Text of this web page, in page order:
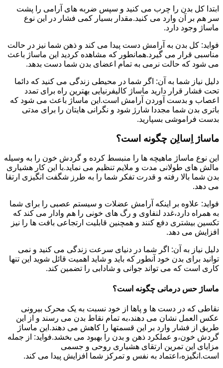
ابتدا کل بدن را چرب می کنید و سپس ضربه های آرامی را پشت
سر هم بر آن وارد می کنید.مقدار بسیار کمی فشار در این نوع
ماساژ وجود دارد.
فواید: کل بدن به آرامش دست پیدا می کند و ذهن شما نیز در حالت
مناسبی قرار می گیرد.همانطور که مشاهده کردید این ماساژ باعث
می شود که حالت نرمی به تمام اعضای بدن شما دست بدهد.
دلیل نیاز شما به آن: اگر شما در محیطی زندگی می کنید که دائما
تحت فشار قرار دارید ماساژ کالیفرنیایی بهترین راه برای تمدد
اعصاب و بدست آوردن آرامش است.این ماساژ باعث می شود که
باتری بدن شما مجددا شارژ شود و نگرانی هایتان را برای مدتی
بدست فراموشی بسپارید.
ماساژ اِسالِن چگونه است؟
این نوع ماساژ ماهیچه ها را منبسط کرده و گردش خون را به وسیله
مالش های طولانی مدت و ملایم تنظیم می نماید.با این کار هشیاری
بدن شما بالا رفته و قدرت تفکر شما را به طرز شگفت انگیزی ارتقا
می دهد.
فواید: علاوه بر اینکه آرامش عضلات و سیستم عصبی را برای شما
به همراه دارد،غدد لنفاوی و رگ های خونی را هم وادار می کند که
تکسین بیشتری دفع کنند و همچنین قابلیت ارتجاعی بافت ها را نیز
افزایش می دهد.
دلیل نیاز به آن: اگر شما در دنیای سرعت زندگی می کنید و نمی
توانید برای بدن خود آنطور که باید و شاید اهمیت قائل شوید این تنها
کاری است که می تواند جوانی و شادابی را تضمین کند.
ماساژ حس درمانی چگونه است؟
نقاطی که در دست ها و پاها از خود نسبت به یک محرک بیرونی
عکس العمل نشان می دهند،به تمام نقاط بدن می رسند و از این
طریق از فشار وارد بر این قسمتها را کاهش می دهند.این ماساژ
گردش خون،و عملکرد ذهن و بدن را بهبود می بخشد.فواید: از جمله
مزایای این تمرین ارتقای هشیاری روحی و جسمی
است.انگیزه،اعتماد به نفس و تمرکز شما افزایش پیدا می کند.